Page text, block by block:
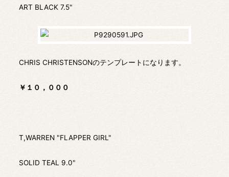
ART BLACK 7.5"
CHRIS CHRISTENSONのテンプレートになります。
￥１０，０００
T,WARREN "FLAPPER GIRL"
SOLID TEAL 9.0"